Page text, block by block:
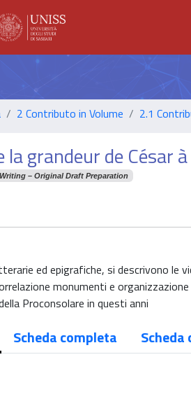
2 Contributo in Volume 2.1
la grandeur de César
Writing – Original Draft Preparation
ed epigrafiche, si descrivono le
monumenti e
Proconsolare in questi anni
Scheda completa Scheda